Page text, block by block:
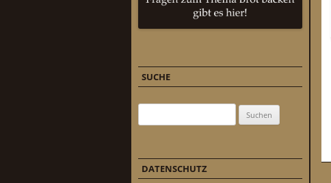
SUCHE
DATENSCHUTZ